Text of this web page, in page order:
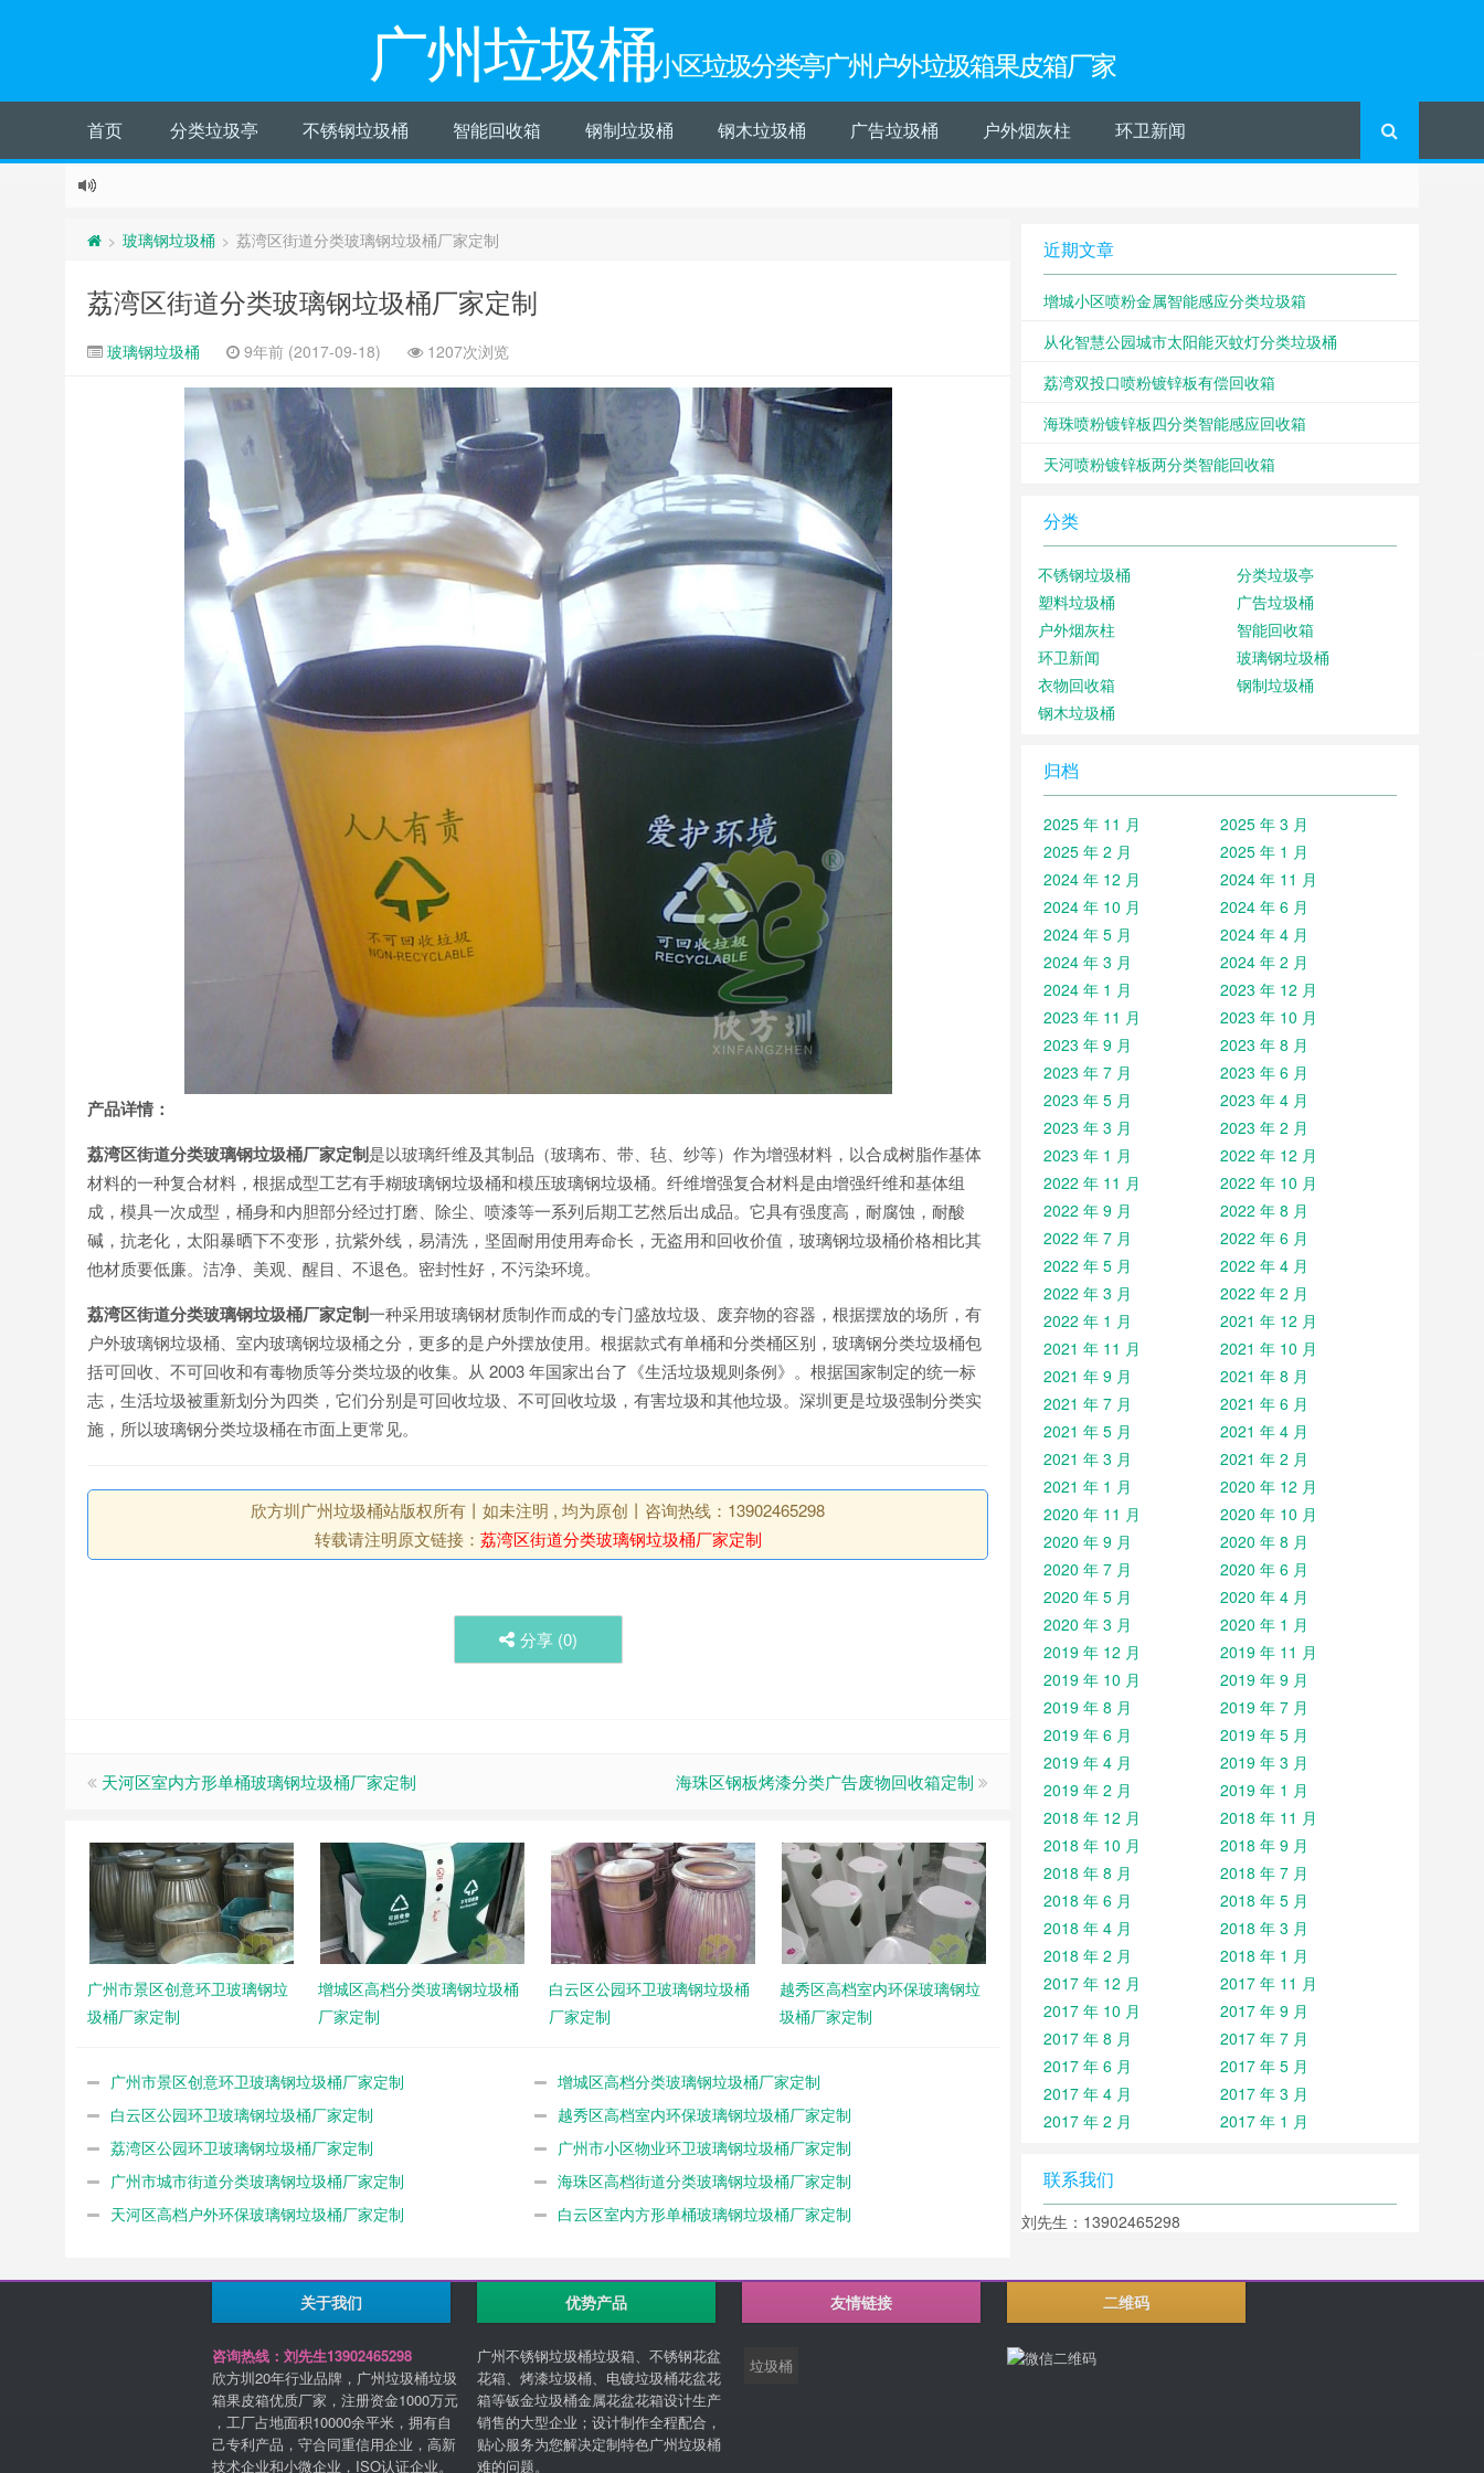
广州垃圾桶小区垃圾分类亭广州户外垃圾箱果皮箱厂家
首页 分类垃圾亭 不锈钢垃圾桶 智能回收箱 钢制垃圾桶 钢木垃圾桶 广告垃圾桶 户外烟灰柱 环卫新闻
> 玻璃钢垃圾桶 > 荔湾区街道分类玻璃钢垃圾桶厂家定制
荔湾区街道分类玻璃钢垃圾桶厂家定制
玻璃钢垃圾桶 9年前 (2017-09-18) 1207次浏览
产品详情：
荔湾区街道分类玻璃钢垃圾桶厂家定制是以玻璃纤维及其制品（玻璃布、带、毡、纱等）作为增强材料，以合成树脂作基体
材料的一种复合材料，根据成型工艺有手糊玻璃钢垃圾桶和模压玻璃钢垃圾桶。纤维增强复合材料是由增强纤维和基体组
成，模具一次成型，桶身和内胆部分经过打磨、除尘、喷漆等一系列后期工艺然后出成品。它具有强度高，耐腐蚀，耐酸
碱，抗老化，太阳暴晒下不变形，抗紫外线，易清洗，坚固耐用使用寿命长，无盗用和回收价值，玻璃钢垃圾桶价格相比其
他材质要低廉。洁净、美观、醒目、不退色。密封性好，不污染环境。
荔湾区街道分类玻璃钢垃圾桶厂家定制一种采用玻璃钢材质制作而成的专门盛放垃圾、废弃物的容器，根据摆放的场所，有
户外玻璃钢垃圾桶、室内玻璃钢垃圾桶之分，更多的是户外摆放使用。根据款式有单桶和分类桶区别，玻璃钢分类垃圾桶包
括可回收、不可回收和有毒物质等分类垃圾的收集。从 2003 年国家出台了《生活垃圾规则条例》。根据国家制定的统一标
志，生活垃圾被重新划分为四类，它们分别是可回收垃圾、不可回收垃圾，有害垃圾和其他垃圾。深圳更是垃圾强制分类实
施，所以玻璃钢分类垃圾桶在市面上更常见。
欣方圳广州垃圾桶站版权所有丨如未注明 , 均为原创丨咨询热线：13902465298
转载请注明原文链接： 荔湾区街道分类玻璃钢垃圾桶厂家定制
分享 (0)
天河区室内方形单桶玻璃钢垃圾桶厂家定制 海珠区钢板烤漆分类广告废物回收箱定制
广州市景区创意环卫玻璃钢垃
圾桶厂家定制
增城区高档分类玻璃钢垃圾桶
厂家定制
白云区公园环卫玻璃钢垃圾桶
厂家定制
越秀区高档室内环保玻璃钢垃
圾桶厂家定制
广州市景区创意环卫玻璃钢垃圾桶厂家定制
增城区高档分类玻璃钢垃圾桶厂家定制
白云区公园环卫玻璃钢垃圾桶厂家定制
越秀区高档室内环保玻璃钢垃圾桶厂家定制
荔湾区公园环卫玻璃钢垃圾桶厂家定制
广州市小区物业环卫玻璃钢垃圾桶厂家定制
广州市城市街道分类玻璃钢垃圾桶厂家定制
海珠区高档街道分类玻璃钢垃圾桶厂家定制
天河区高档户外环保玻璃钢垃圾桶厂家定制
白云区室内方形单桶玻璃钢垃圾桶厂家定制
近期文章
增城小区喷粉金属智能感应分类垃圾箱
从化智慧公园城市太阳能灭蚊灯分类垃圾桶
荔湾双投口喷粉镀锌板有偿回收箱
海珠喷粉镀锌板四分类智能感应回收箱
天河喷粉镀锌板两分类智能回收箱
分类
不锈钢垃圾桶
分类垃圾亭
塑料垃圾桶
广告垃圾桶
户外烟灰柱
智能回收箱
环卫新闻
玻璃钢垃圾桶
衣物回收箱
钢制垃圾桶
钢木垃圾桶
归档
2025 年 11 月
2025 年 3 月
2025 年 2 月
2025 年 1 月
2024 年 12 月
2024 年 11 月
2024 年 10 月
2024 年 6 月
2024 年 5 月
2024 年 4 月
2024 年 3 月
2024 年 2 月
2024 年 1 月
2023 年 12 月
2023 年 11 月
2023 年 10 月
2023 年 9 月
2023 年 8 月
2023 年 7 月
2023 年 6 月
2023 年 5 月
2023 年 4 月
2023 年 3 月
2023 年 2 月
2023 年 1 月
2022 年 12 月
2022 年 11 月
2022 年 10 月
2022 年 9 月
2022 年 8 月
2022 年 7 月
2022 年 6 月
2022 年 5 月
2022 年 4 月
2022 年 3 月
2022 年 2 月
2022 年 1 月
2021 年 12 月
2021 年 11 月
2021 年 10 月
2021 年 9 月
2021 年 8 月
2021 年 7 月
2021 年 6 月
2021 年 5 月
2021 年 4 月
2021 年 3 月
2021 年 2 月
2021 年 1 月
2020 年 12 月
2020 年 11 月
2020 年 10 月
2020 年 9 月
2020 年 8 月
2020 年 7 月
2020 年 6 月
2020 年 5 月
2020 年 4 月
2020 年 3 月
2020 年 1 月
2019 年 12 月
2019 年 11 月
2019 年 10 月
2019 年 9 月
2019 年 8 月
2019 年 7 月
2019 年 6 月
2019 年 5 月
2019 年 4 月
2019 年 3 月
2019 年 2 月
2019 年 1 月
2018 年 12 月
2018 年 11 月
2018 年 10 月
2018 年 9 月
2018 年 8 月
2018 年 7 月
2018 年 6 月
2018 年 5 月
2018 年 4 月
2018 年 3 月
2018 年 2 月
2018 年 1 月
2017 年 12 月
2017 年 11 月
2017 年 10 月
2017 年 9 月
2017 年 8 月
2017 年 7 月
2017 年 6 月
2017 年 5 月
2017 年 4 月
2017 年 3 月
2017 年 2 月
2017 年 1 月
联系我们
刘先生：13902465298
关于我们
咨询热线：刘先生13902465298
欣方圳20年行业品牌，广州垃圾桶垃圾
箱果皮箱优质厂家，注册资金1000万元
，工厂占地面积10000余平米，拥有自
己专利产品，守合同重信用企业，高新
技术企业和小微企业，ISO认证企业。
优势产品
广州不锈钢垃圾桶垃圾箱、不锈钢花盆
花箱、烤漆垃圾桶、电镀垃圾桶花盆花
箱等钣金垃圾桶金属花盆花箱设计生产
销售的大型企业；设计制作全程配合，
贴心服务为您解决定制特色广州垃圾桶
难的问题。
友情链接
垃圾桶
二维码